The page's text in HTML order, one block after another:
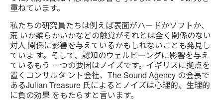
重ねています。
私たちの研究員たちは例えば表面がハードかソフトか、
荒 いか柔らかいかなどの触覚がそれとは全く関係のない
対人 関係に影響を与えているかもしれないことも発見し
ていま す。そして、認知のウェルビーングに影響を与え
ているもう 一つの要因はノイズです。イギリスに拠点を
置くコンサルタ ント会社、The Sound Agency の会長で
あるJulian Treasure 氏によるとノイズは心理的、生理的
に負の効果 をもたらすと言います。